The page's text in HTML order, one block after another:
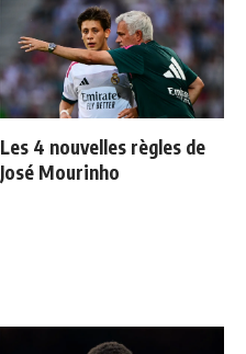
Les 4 nouvelles règles de
José Mourinho